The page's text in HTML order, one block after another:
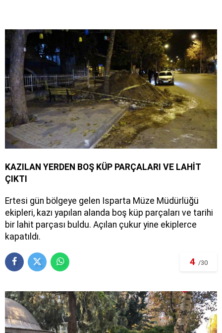
KAZILAN YERDEN BOŞ KÜP PARÇALARI VE LAHİT
ÇIKTI
Ertesi gün bölgeye gelen Isparta Müze Müdürlüğü
ekipleri, kazı yapılan alanda boş küp parçaları ve tarihi
bir lahit parçası buldu. Açılan çukur yine ekiplerce
kapatıldı.
4 /30